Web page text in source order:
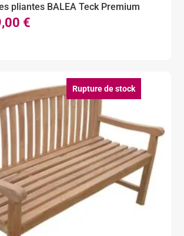
pliantes BALEA Teck Premium
€
119,00 €.
Rupture de stock